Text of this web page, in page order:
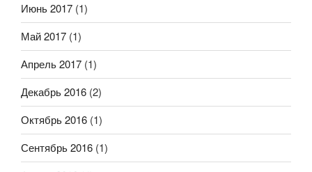
Июнь 2017 (1)
Май 2017 (1)
Апрель 2017 (1)
Декабрь 2016 (2)
Октябрь 2016 (1)
Сентябрь 2016 (1)